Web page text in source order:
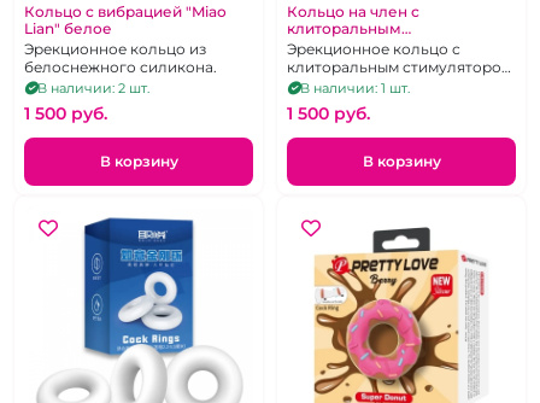
Кольцо с вибрацией "Miao
Lian" белое
Эрекционное кольцо из
белоснежного силикона.
В наличии: 2 шт.
1 500 pуб.
В корзину
Кольцо на член с
клиторальным
стимулятором Бабочка "Sexy
Friend" сиреневое
Эрекционное кольцо с
клиторальным стимулятором
в виде бабочки с вибрацией
В наличии: 1 шт.
1 500 pуб.
В корзину